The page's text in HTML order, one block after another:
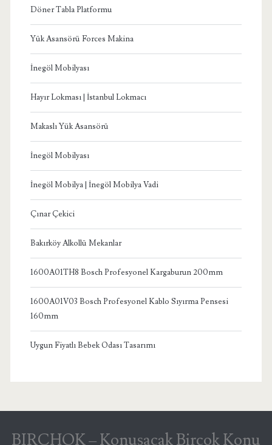
Döner Tabla Platformu
Yük Asansörü Forces Makina
İnegöl Mobilyası
Hayır Lokması | İstanbul Lokmacı
Makaslı Yük Asansörü
İnegöl Mobilyası
İnegöl Mobilya | İnegöl Mobilya Vadi
Çınar Çekici
Bakırköy Alkollü Mekanlar
1600A01TH8 Bosch Profesyonel Kargaburun 200mm
1600A01V03 Bosch Profesyonel Kablo Sıyırma Pensesi
160mm
Uygun Fiyatlı Bebek Odası Tasarımı
BIRCHOK – Konuşacak Birçok Konu